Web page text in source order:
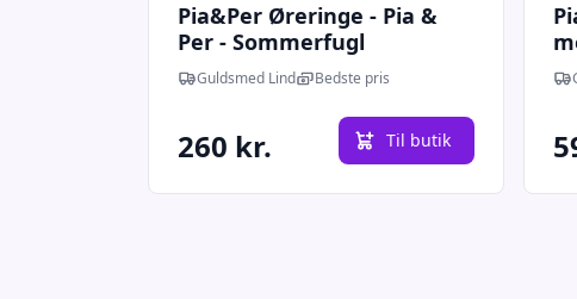
Pia&Per Øreringe - Pia &
Per - Sommerfugl
børneøreringe i sølv -
3200603
Guldsmed Lind Bedste pris
260 kr. Til butik